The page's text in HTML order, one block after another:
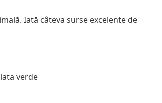
Iată câteva surse excelente de
verde